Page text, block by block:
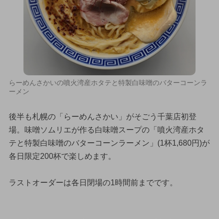
らーめんさかいの噴火湾産ホタテと特製白味噌のバターコーンラ
ーメン
後半も札幌の「らーめんさかい」がそごう千葉店初登
場。味噌ソムリエが作る白味噌スープの「噴火湾産ホタ
テと特製白味噌のバターコーンラーメン」(1杯1,680円)が
各日限定200杯で楽しめます。
ラストオーダーは各日閉場の1時間前までです。